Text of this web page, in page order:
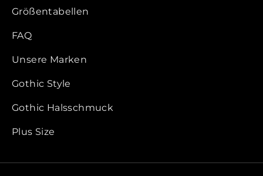
Größentabellen
FAQ
Unsere Marken
Gothic Style
Gothic Halsschmuck
Plus Size